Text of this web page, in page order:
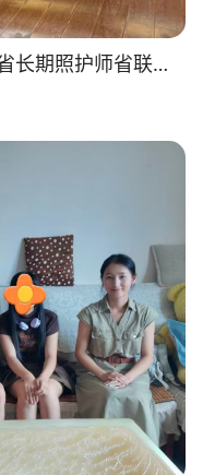
我校教师徐安东受邀担任山东省长期照护师省联考考评员